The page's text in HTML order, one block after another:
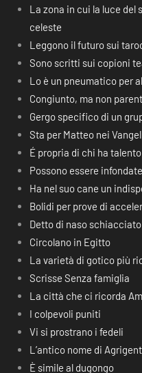
La zona in cui la luce del
celeste
Leggono il futuro sui
Sono scritti sui copioni
Lo è un pneumatico per
Congiunto, ma non
Gergo specifico di un
Sta per Matteo nei
É propria di chi ha talento
Possono essere infondate
Ha nel suo cane un
Bolidi per prove di
Detto di naso schiacciato
Circolano in Egitto
La varietà di gotico più
Scrisse Senza famiglia
La città che ci ricorda
I colpevoli puniti
Vi si prostrano i fedeli
L’antico nome di
È simile al dugongo